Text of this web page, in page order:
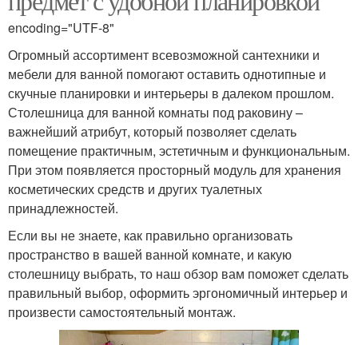
encoding="UTF-8"
Огромный ассортимент всевозможной сантехники и
мебели для ванной помогают оставить однотипные и
скучные планировки и интерьеры в далеком прошлом.
Столешница для ванной комнаты под раковину –
важнейший атрибут, который позволяет сделать
помещение практичным, эстетичным и функциональным.
При этом появляется просторный модуль для хранения
косметических средств и других туалетных
принадлежностей.
Если вы не знаете, как правильно организовать
пространство в вашей ванной комнате, и какую
столешницу выбрать, то наш обзор вам поможет сделать
правильный выбор, оформить эргономичный интерьер и
произвести самостоятельный монтаж.